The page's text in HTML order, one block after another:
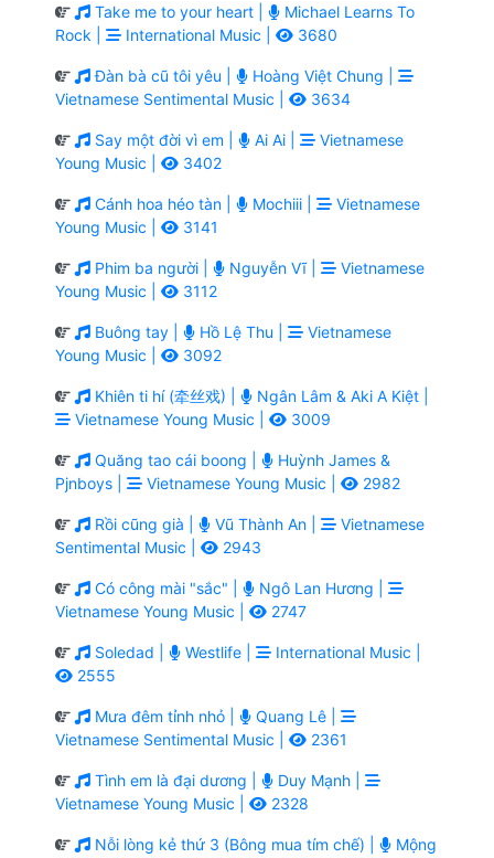
Take me to your heart |
Michael Learns To
Rock |
International Music | 3680
Đàn bà cũ tôi yêu |
Hoàng Việt Chung |
Vietnamese Sentimental Music |
3634
Say một đời vì em | Ai Ai |
Vietnamese
Young Music |
3402
Cánh hoa héo tàn | Mochiii |
Vietnamese
Young Music |
3141
Phim ba người | Nguyễn Vĩ |
Vietnamese
Young Music |
3112
Buông tay | Hồ Lệ Thu |
Vietnamese
Young Music |
3092
Khiên ti hí (牵丝戏) |
Ngân Lâm & Aki A Kiệt |
Vietnamese Young Music |
3009
Quăng tao cái boong |
Huỳnh James &
Pjnboys |
Vietnamese Young Music | 2982
Rồi cũng già | Vũ Thành An |
Vietnamese
Sentimental Music |
2943
Có công mài "sắc" |
Ngô Lan Hương |
Vietnamese Young Music |
2747
Soledad | Westlife |
International Music |
2555
Mưa đêm tỉnh nhỏ |
Quang Lê |
Vietnamese Sentimental Music |
2361
Tình em là đại dương |
Duy Mạnh |
Vietnamese Young Music |
2328
Nỗi lòng kẻ thứ 3 (Bông mua tím chế) |
Mộng